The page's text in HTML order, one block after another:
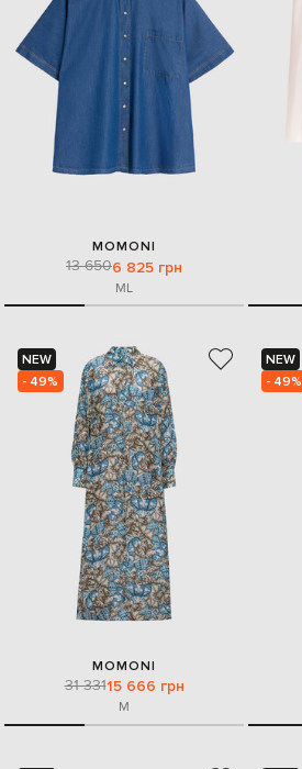
MOMONI
13 6506 825 грн
ML
NEW
- 49%
MOMONI
31 33115 666 грн
M
NEW
- 49%